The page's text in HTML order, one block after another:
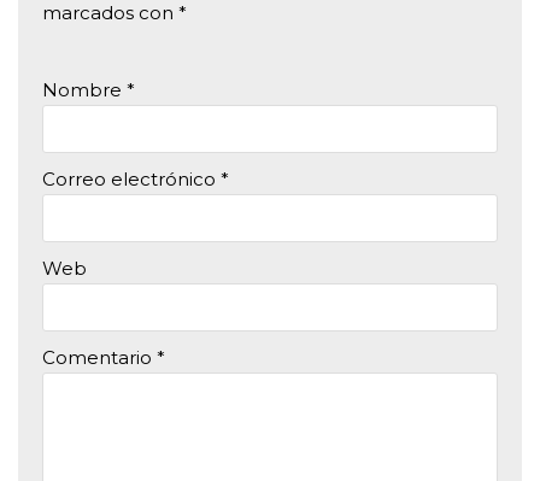
marcados con *
Nombre *
Correo electrónico *
Web
Comentario *